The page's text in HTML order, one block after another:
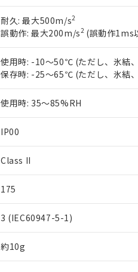
耐久: 最大500m/s2
誤動作: 最大200m/s2(誤動作1ms
使用時: -10～50℃ (ただし、氷結
保存時: -25～65℃ (ただし、氷結
使用時: 35～85%RH
IP00
Class II
175
3 (IEC60947-5-1)
約10g
既に当社にて対応品への在庫
り割愛しております。